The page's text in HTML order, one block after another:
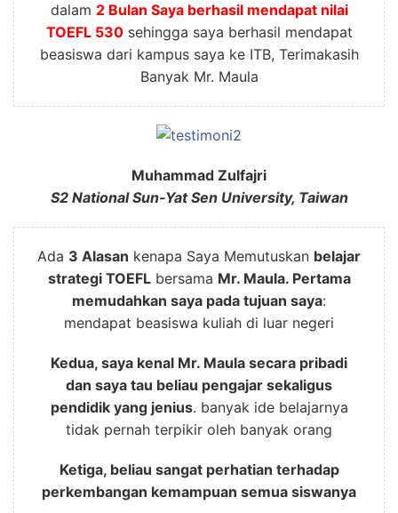
dalam 2 Bulan Saya berhasil mendapat nilai
TOEFL 530sehingga saya berhasil mendapat
beasiswa dari kampus saya ke ITB, Terimakasih
Banyak Mr. Maula
Muhammad Zulfajri
S2 National Sun-Yat Sen University, Taiwan
Ada 3 Alasan kenapa Saya Memutuskan belajar
strategi TOEFLbersama Mr. Maula. Pertama
memudahkan saya pada tujuan saya:
mendapat beasiswa kuliah di luar negeri
Kedua, saya kenal Mr. Maula secara pribadi
dan saya tau beliau pengajar sekaligus
pendidik yang jenius. banyak ide belajarnya
tidak pernah terpikir oleh banyak orang
Ketiga, beliau sangat perhatian terhadap
perkembangan kemampuan semua siswanya